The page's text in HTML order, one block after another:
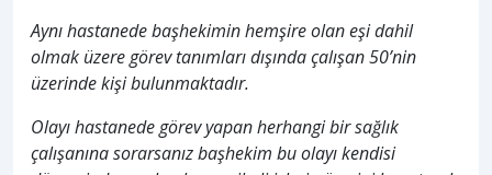
Aynı hastanede başhekimin hemşire olan eşi dahil
olmak üzere görev tanımları dışında çalışan 50’nin
üzerinde kişi bulunmaktadır.
Olayı hastanede görev yapan herhangi bir sağlık
çalışanına sorarsanız başhekim bu olayı kendisi